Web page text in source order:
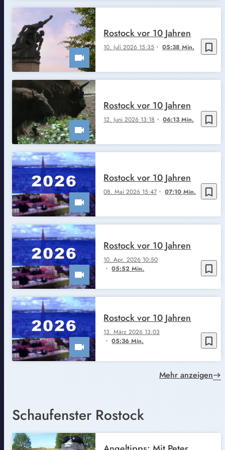
bookmark_border
10. Juli 2026 15:35 05:38 Min.
Rostock vor 10 Jahren
bookmark_border
12. Juni 2026 13:18 06:13 Min.
Rostock vor 10 Jahren
bookmark_border
08. Mai 2026 15:47 07:10 Min.
Rostock vor 10 Jahren
bookmark_border
10. Apr. 2026 10:50
05:52 Min.
Rostock vor 10 Jahren
bookmark_border
13. März 2026 13:03
05:36 Min.
Rostock vor 10 Jahren
Mehr anzeigen
Schaufenster Rostock